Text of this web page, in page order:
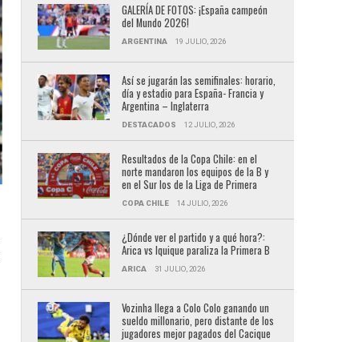
GALERÍA DE FOTOS: ¡España campeón
del Mundo 2026!
ARGENTINA 19 JULIO, 2026
Así se jugarán las semifinales: horario,
día y estadio para España- Francia y
Argentina – Inglaterra
DESTACADOS 12 JULIO, 2026
Resultados de la Copa Chile: en el
norte mandaron los equipos de la B y
en el Sur los de la Liga de Primera
COPA CHILE 14 JULIO, 2026
¿Dónde ver el partido y a qué hora?:
Arica vs Iquique paraliza la Primera B
ARICA 31 JULIO, 2026
Vozinha llega a Colo Colo ganando un
sueldo millonario, pero distante de los
jugadores mejor pagados del Cacique